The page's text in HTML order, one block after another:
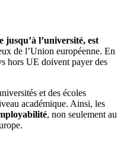
jusqu’à l’université, est
de l’Union européenne. En
hors UE doivent payer des
et des écoles
académique. Ainsi, les
, non seulement au